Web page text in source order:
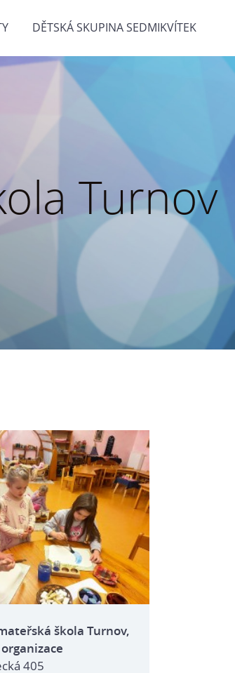
DĚTSKÁ SKUPINA SEDMIKVÍTEK
Turnov
škola Turnov,
405